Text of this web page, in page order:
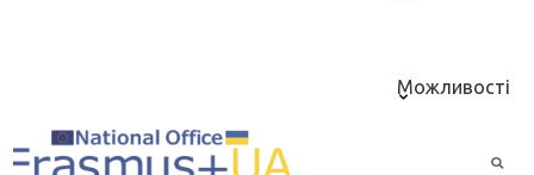
Можливості